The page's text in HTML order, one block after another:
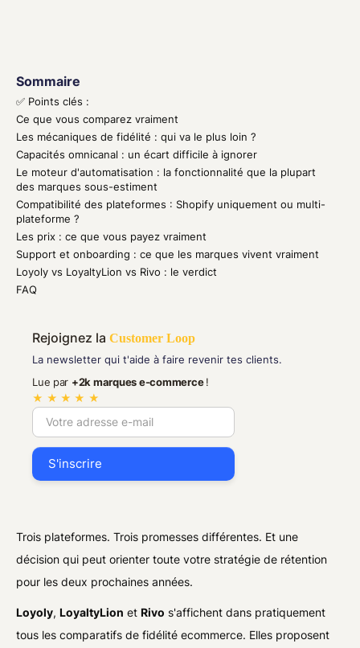
Sommaire
✅ Points clés :
Ce que vous comparez vraiment
Les mécaniques de fidélité : qui va le plus loin ?
Capacités omnicanal : un écart difficile à ignorer
Le moteur d'automatisation : la fonctionnalité que la plupart
des marques sous-estiment
Compatibilité des plateformes : Shopify uniquement ou multi-
plateforme ?
Les prix : ce que vous payez vraiment
Support et onboarding : ce que les marques vivent vraiment
Loyoly vs LoyaltyLion vs Rivo : le verdict
FAQ
Rejoignez laCustomer Loop
La newsletter qui t'aide à faire revenir tes clients.
Lue par +2k marques e-commerce !
★ ★ ★ ★ ★
Trois plateformes. Trois promesses différentes. Et une
décision qui peut orienter toute votre stratégie de rétention
pour les deux prochaines années.
Loyoly,LoyaltyLion etRivo s'affichent dans pratiquement
tous les comparatifs de fidélité ecommerce. Elles proposent